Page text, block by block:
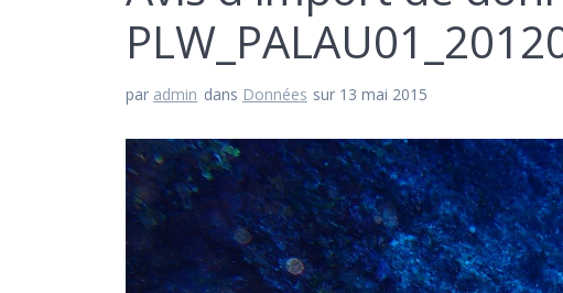
par admin dans Données sur 13 mai 2015